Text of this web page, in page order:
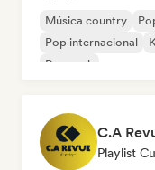
Música country
Pop internacional
Pop rock
C.A
Playlist